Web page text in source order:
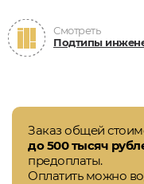
Смотреть
Подтипы
Заказ общей
до 500 тысяч
предоплаты.
Оплатить можно